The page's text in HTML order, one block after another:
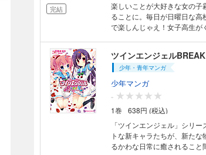
完結
楽しいことが大好きな女の子
ることに。毎日が日曜日な高
で楽しんじゃえ！女子高生が
ツインエンジェルBREAK
少年・青年マンガ
少年マンガ
-
1巻
638円 (税込)
「ツインエンジェル」シリ
トな新キャラたちが、新た
るかわな日常に癒されること